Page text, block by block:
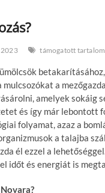
támogatott tartalom
mulcsozókat a
amelyek sokáig
és így már lebontott
folyamat, azaz a
a talajba
él ezzel a
időt és energiát is